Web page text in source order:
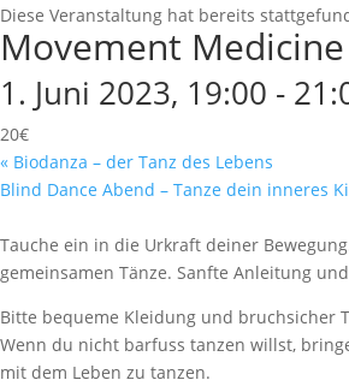
Diese Veranstaltung hat bereits
Movement
1. Juni 2023, 19:00 -
20€
« Biodanza – der Tanz des Lebens
Blind Dance Abend – Tanze dein inneres
Tauche ein in die Urkraft deiner
gemeinsamen Tänze. Sanfte Anleitung
Bitte bequeme Kleidung und bruchsicher
Wenn du nicht barfuss tanzen willst,
mit dem Leben zu tanzen.